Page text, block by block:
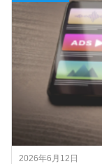
2026年6月12日